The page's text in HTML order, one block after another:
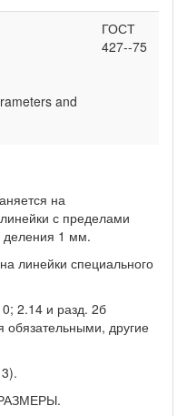
and
ГОСТ
427--75
на
с пределами
деления 1 мм.
линейки специального
2.14 и разд. 2б
обязательными, другие